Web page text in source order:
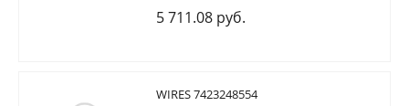
5 711.08 руб.
WIRES 7423248554